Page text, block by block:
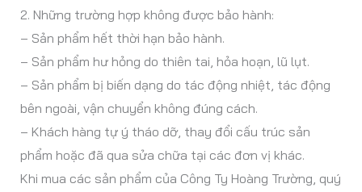
2. Những trường hợp không được bảo hành:
– Sản phẩm hết thời hạn bảo hành.
– Sản phẩm hư hỏng do thiên tai, hỏa hoạn, lũ lụt.
– Sản phẩm bị biến dạng do tác động nhiệt, tác động
bên ngoài, vận chuyển không đúng cách.
– Khách hàng tự ý tháo dỡ, thay đổi cấu trúc sản
phẩm hoặc đã qua sửa chữa tại các đơn vị khác.
Khi mua các sản phẩm của Công Ty Hoàng Trường, quý